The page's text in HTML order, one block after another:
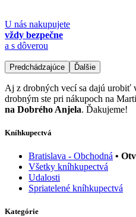
U nás nakupujete
vždy bezpečne
a s dôverou
Predchádzajúce Ďalšie
Aj z drobných vecí sa dajú
drobným ste pri nákupoch na
na Dobrého Anjela. Ďakujeme!
Kníhkupectvá
Bratislava - Obchodná •
Všetky kníhkupectvá
Udalosti
Spriatelené kníhkupectvá
Kategórie